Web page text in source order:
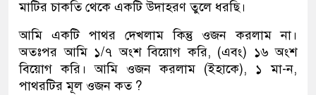
মাটির চাকতি থেকে একটি উদাহরণ তুলে ধরছি।
আমি একটি পাথর দেখলাম কিন্তু ওজন করলাম না।
অতঃপর আমি ১/৭ অংশ বিয়োগ করি, (এবং) ১৬ অংশ
বিয়োগ করি। আমি ওজন করলাম (ইহাকে), ১ মা-ন,
পাথরটির মূল ওজন কত ?